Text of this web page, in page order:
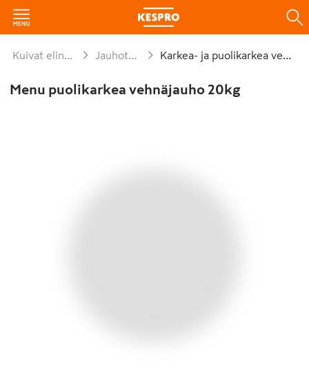
Kuivat elintarvikkeet ja säilykkeet Jauhot ja leivontaseokset Karkea- ja puolikarkea vehnäjauho
Menu puolikarkea vehnäjauho 20kg